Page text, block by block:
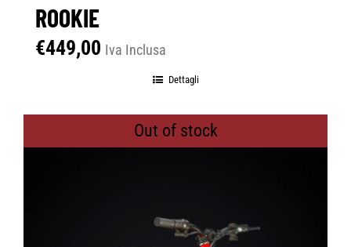
ROOKIE
€449,00 Iva Inclusa
Dettagli
Out of stock